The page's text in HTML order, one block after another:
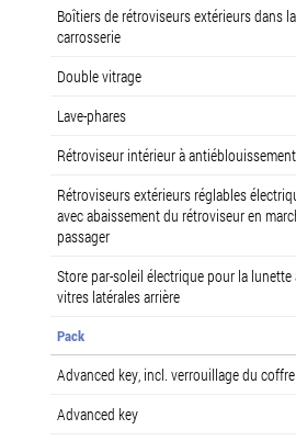
Boîtiers de rétroviseurs extérieurs dans
carrosserie
Double vitrage
Lave-phares
Rétroviseur intérieur à
Rétroviseurs extérieurs réglables
avec abaissement du rétroviseur en
passager
Store par-soleil électrique pour la lunette
vitres latérales arrière
Pack
Advanced key, incl. verrouillage du
Advanced key